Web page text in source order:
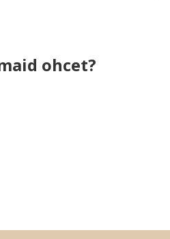
ohcet?